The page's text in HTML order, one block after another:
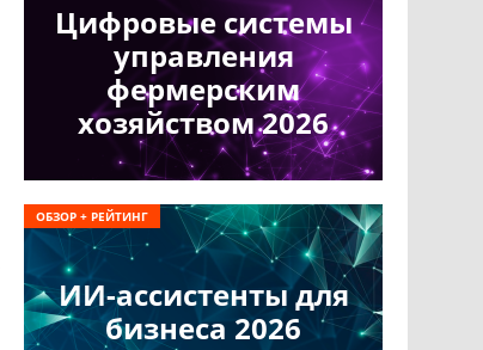
Цифровые системы
управления
фермерским
хозяйством 2026
ИИ-ассистенты для
бизнеса 2026
ОБЗОР + РЕЙТИНГ